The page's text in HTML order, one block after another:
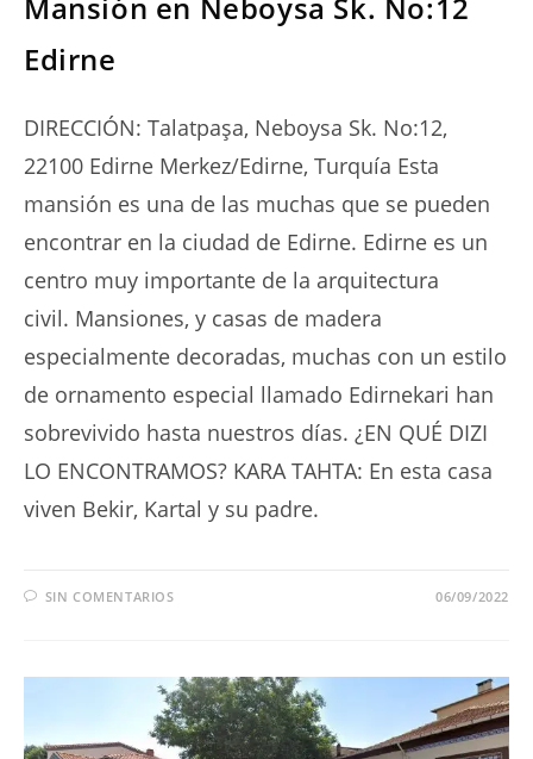
Edirne
DIRECCIÓN: Talatpaşa, Neboysa Sk. No:12,
22100 Edirne Merkez/Edirne, Turquía Esta
mansión es una de las muchas que se pueden
encontrar en la ciudad de Edirne. Edirne es un
centro muy importante de la arquitectura
civil. Mansiones, y casas de madera
especialmente decoradas, muchas con un estilo
de ornamento especial llamado Edirnekari han
sobrevivido hasta nuestros días. ¿EN QUÉ DIZI
LO ENCONTRAMOS? KARA TAHTA: En esta casa
viven Bekir, Kartal y su padre.
SIN COMENTARIOS 06/09/2022